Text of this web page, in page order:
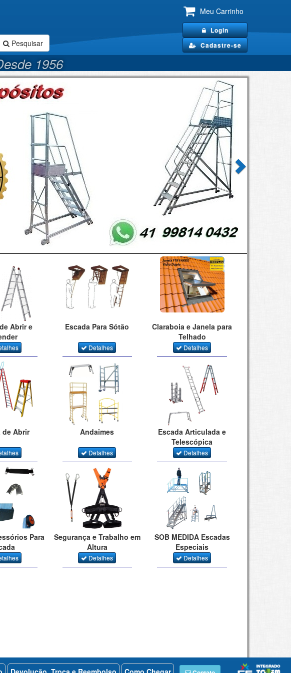
Meu Carrinho
Login
Cadastre-se
Pesquisar
1956
Abrir e
Escada Para Sótão
Detalhes
Claraboia e Janela para
Telhado
Detalhes
de Abrir Andaimes
Detalhes
Escada Articulada e
Telescópica
Detalhes
Para
Segurança e Trabalho em
Altura
Detalhes
SOB MEDIDA Escadas
Especiais
Detalhes